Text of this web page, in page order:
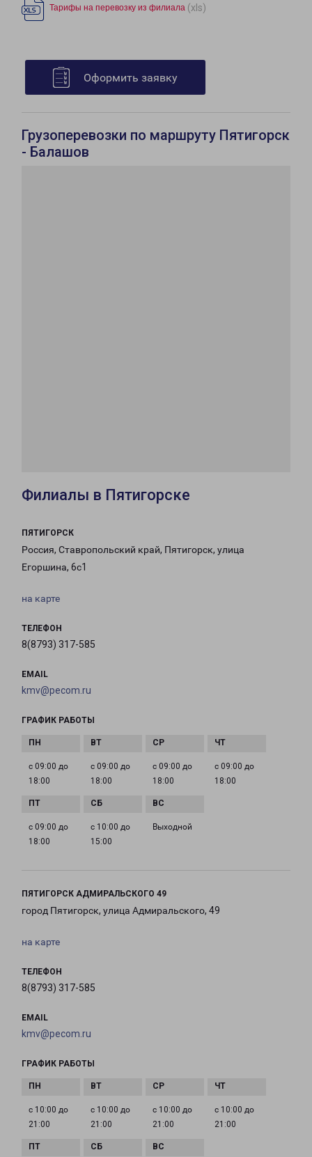
Тарифы на перевозку из филиала (xls)
Оформить заявку
Грузоперевозки по маршруту Пятигорск
- Балашов
Филиалы в Пятигорске
ПЯТИГОРСК
Россия, Ставропольский край, Пятигорск, улица
Егоршина, 6с1
на карте
ТЕЛЕФОН
8(8793) 317-585
EMAIL
kmv@pecom.ru
ГРАФИК РАБОТЫ
с 09:00 до
18:00
с 09:00 до
18:00
с 09:00 до
18:00
с 09:00 до
18:00
с 09:00 до
18:00
с 10:00 до
15:00
Выходной
ПЯТИГОРСК АДМИРАЛЬСКОГО 49
город Пятигорск, улица Адмиральского, 49
на карте
ТЕЛЕФОН
8(8793) 317-585
EMAIL
kmv@pecom.ru
ГРАФИК РАБОТЫ
с 10:00 до
21:00
с 10:00 до
21:00
с 10:00 до
21:00
с 10:00 до
21:00